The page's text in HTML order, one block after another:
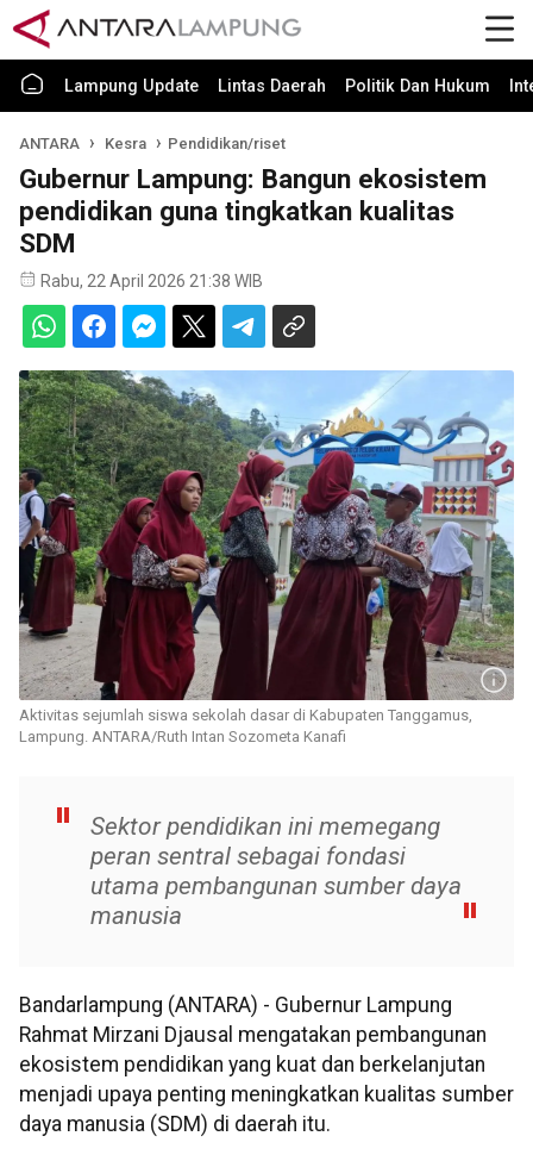
Lampung Update Lintas Daerah Politik Dan Hukum
ANTARA Kesra Pendidikan/riset
Gubernur Lampung: Bangun ekosistem
pendidikan guna tingkatkan kualitas
SDM
Rabu, 22 April 2026 21:38 WIB
Aktivitas sejumlah siswa sekolah dasar di Kabupaten Tanggamus,
Lampung. ANTARA/Ruth Intan Sozometa Kanafi
Sektor pendidikan ini memegang
peran sentral sebagai fondasi
utama pembangunan sumber daya
manusia
Bandarlampung (ANTARA) - Gubernur Lampung
Rahmat Mirzani Djausal mengatakan pembangunan
ekosistem pendidikan yang kuat dan berkelanjutan
menjadi upaya penting meningkatkan kualitas sumber
daya manusia (SDM) di daerah itu.